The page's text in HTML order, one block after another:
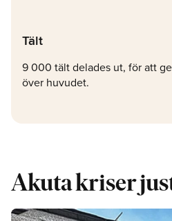
Tält
9 000 tält delades ut, för att
över huvudet.
Akuta kriser